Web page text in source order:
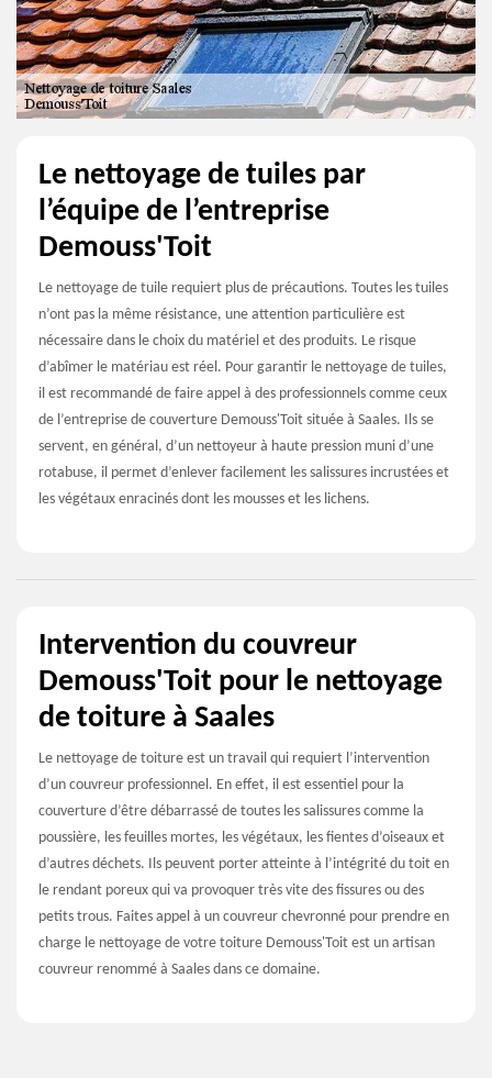
Le nettoyage de tuiles par
l’équipe de l’entreprise
Demouss'Toit
Le nettoyage de tuile requiert plus de précautions. Toutes les tuiles
n’ont pas la même résistance, une attention particulière est
nécessaire dans le choix du matériel et des produits. Le risque
d’abîmer le matériau est réel. Pour garantir le nettoyage de tuiles,
il est recommandé de faire appel à des professionnels comme ceux
de l’entreprise de couverture Demouss'Toit située à Saales. Ils se
servent, en général, d’un nettoyeur à haute pression muni d’une
rotabuse, il permet d’enlever facilement les salissures incrustées et
les végétaux enracinés dont les mousses et les lichens.
Intervention du couvreur
Demouss'Toit pour le nettoyage
de toiture à Saales
Le nettoyage de toiture est un travail qui requiert l’intervention
d’un couvreur professionnel. En effet, il est essentiel pour la
couverture d’être débarrassé de toutes les salissures comme la
poussière, les feuilles mortes, les végétaux, les fientes d’oiseaux et
d’autres déchets. Ils peuvent porter atteinte à l’intégrité du toit en
le rendant poreux qui va provoquer très vite des fissures ou des
petits trous. Faites appel à un couvreur chevronné pour prendre en
charge le nettoyage de votre toiture Demouss'Toit est un artisan
couvreur renommé à Saales dans ce domaine.